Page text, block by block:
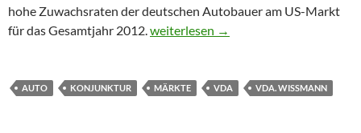
hohe Zuwachsraten der deutschen Autobauer am US-Markt
für das Gesamtjahr 2012.Autohersteller vor großen
weiterlesen →
AUTO KONJUNKTUR MÄRKTE VDA VDA. WISSMANN